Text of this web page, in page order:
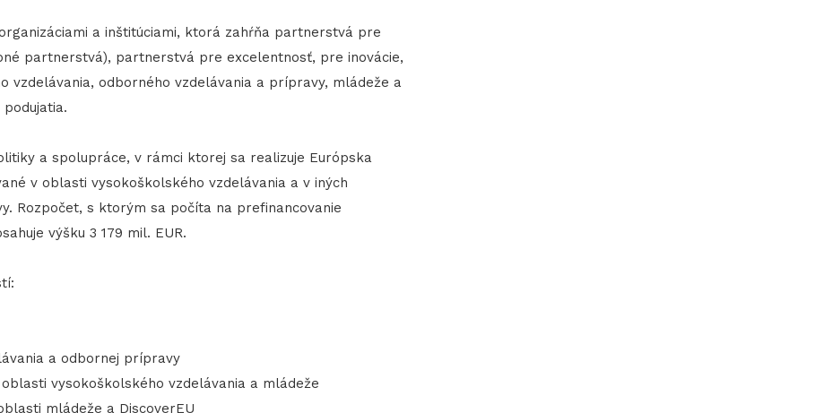
a inštitúciami, ktorá zahŕňa partnerstvá pre
partnerstvá), partnerstvá pre excelentnosť, pre inovácie,
vzdelávania, odborného vzdelávania a prípravy, mládeže a
a spolupráce, v rámci ktorej sa realizuje Európska
v oblasti vysokoškolského vzdelávania a v iných
Rozpočet, s ktorým sa počíta na prefinancovanie
výšku 3 179 mil. EUR.
a odbornej prípravy
vysokoškolského vzdelávania a mládeže
mládeže a DiscoverEU